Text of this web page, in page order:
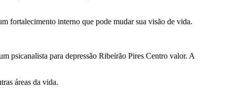
fortalecimento interno que pode mudar sua visão de vida.
psicanalista para depressão Ribeirão Pires Centro valor. A
áreas da vida.